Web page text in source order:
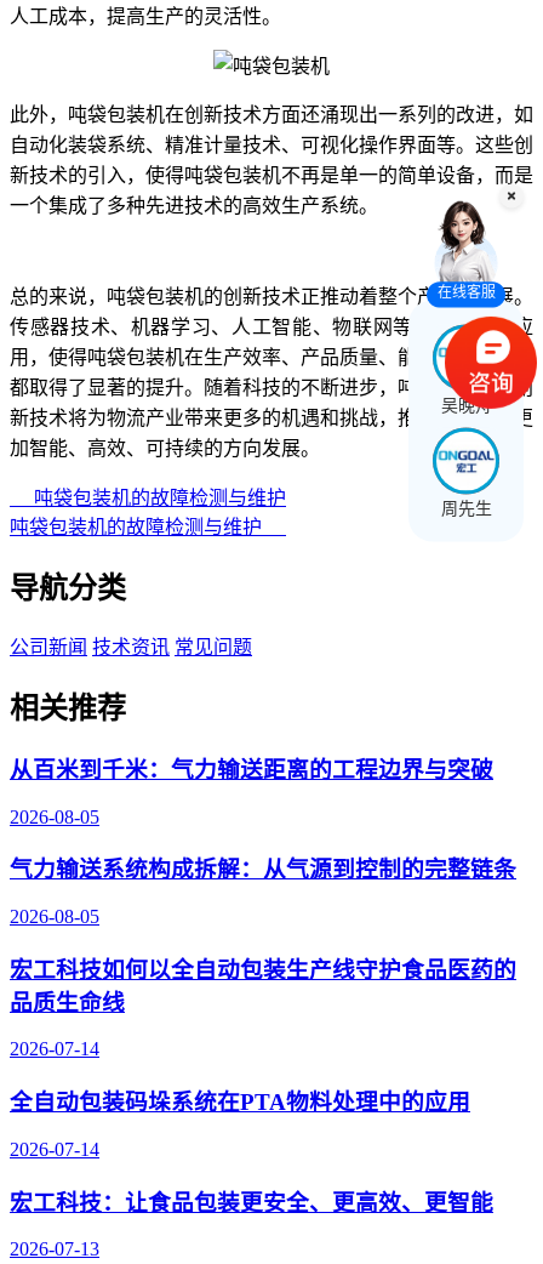
人工成本，提高生产的灵活性。
此外，吨袋包装机在创新技术方面还涌现出一系列的改进，如
自动化装袋系统、精准计量技术、可视化操作界面等。这些创
新技术的引入，使得吨袋包装机不再是单一的简单设备，而是
一个集成了多种先进技术的高效生产系统。
总的来说，吨袋包装机的创新技术正推动着整个产业的发展。
传感器技术、机器学习、人工智能、物联网等先进技术的应
用，使得吨袋包装机在生产效率、产品质量、能源消耗等方面
都取得了显著的提升。随着科技的不断进步，吨袋包装机的创
新技术将为物流产业带来更多的机遇和挑战，推动产业向着更
加智能、高效、可持续的方向发展。
吨袋包装机的故障检测与维护
吨袋包装机的故障检测与维护
导航分类
公司新闻 技术资讯 常见问题
相关推荐
从百米到千米：气力输送距离的工程边界与突破
2026-08-05
气力输送系统构成拆解：从气源到控制的完整链条
2026-08-05
宏工科技如何以全自动包装生产线守护食品医药的
品质生命线
2026-07-14
全自动包装码垛系统在PTA物料处理中的应用
2026-07-14
宏工科技：让食品包装更安全、更高效、更智能
2026-07-13
在线客服
吴晚舟
周先生